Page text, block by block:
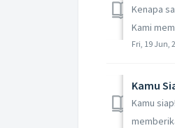
Kenapa
Kami
Fri, 19 Jun,
Kamu
Kamu